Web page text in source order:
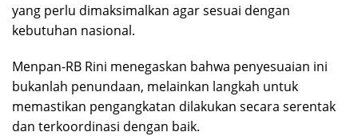
yang perlu dimaksimalkan agar sesuai dengan
kebutuhan nasional.
Menpan-RB Rini menegaskan bahwa penyesuaian ini
bukanlah penundaan, melainkan langkah untuk
memastikan pengangkatan dilakukan secara serentak
dan terkoordinasi dengan baik.